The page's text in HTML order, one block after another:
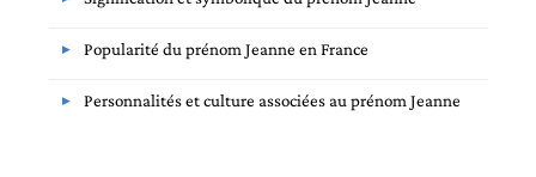
Popularité du prénom Jeanne en France
Personnalités et culture associées au prénom Jeanne